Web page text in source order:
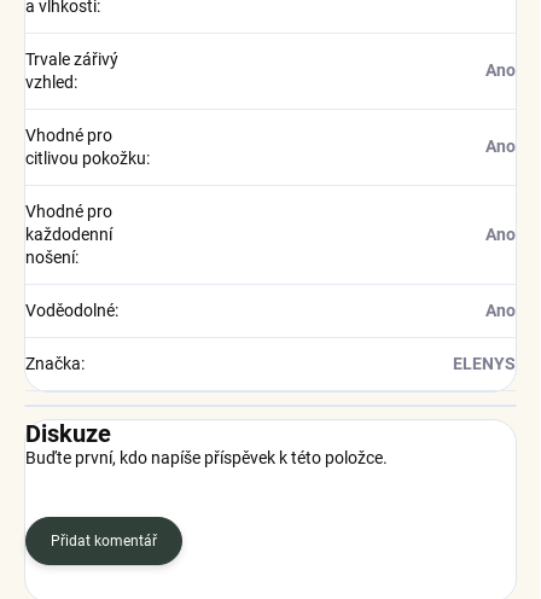
a vlhkosti:
Trvale zářivý
vzhled:
Ano
Vhodné pro
citlivou pokožku:
Ano
Vhodné pro
každodenní
nošení:
Ano
Voděodolné: Ano
Značka: ELENYS
Diskuze
Buďte první, kdo napíše příspěvek k této položce.
Přidat komentář